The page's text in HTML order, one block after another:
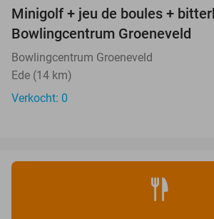
NEW
TODAY
Minigolf + jeu de boules +
Bowlingcentrum Groeneveld
Bowlingcentrum Groeneveld
Ede (14 km)
Verkocht: 0